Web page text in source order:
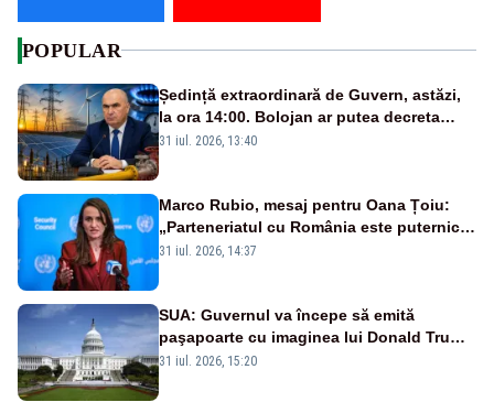
POPULAR
Ședință extraordinară de Guvern, astăzi,
la ora 14:00. Bolojan ar putea decreta
stare de urgență energetică
31 iul. 2026, 13:40
Marco Rubio, mesaj pentru Oana Țoiu:
„Parteneriatul cu România este puternic
și prețuit”
31 iul. 2026, 14:37
SUA: Guvernul va începe să emită
paşapoarte cu imaginea lui Donald Trump
începând cu 8 august
31 iul. 2026, 15:20